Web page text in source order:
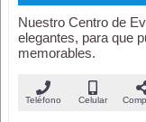
Nuestro Centro de
elegantes, para que
memorables.
Teléfono Celular